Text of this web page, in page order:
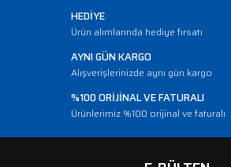
HEDİYE
Ürün alımlarında hediye fırsatı
AYNI GÜN KARGO
Alışverişlerinizde aynı gün kargo
%100 ORİJİNAL VE FATURALI
Ürünlerimiz %100 orijinal ve faturalı